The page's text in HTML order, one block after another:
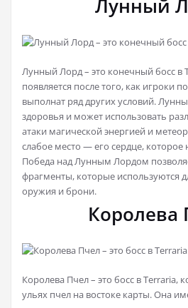
Лунный
Лунный Лорд – это конечный босс в
появляется после того, как игроки
выполнат ряд других условий.
здоровья и может использовать
атаки магической энергией и
слабое место — его сердце, которое
Победа над Лунным Лордом
фрагменты, которые используются
оружия и брони.
Королева
Королева Пчел – это босс в Terraria,
ульях пчел на востоке карты. Она